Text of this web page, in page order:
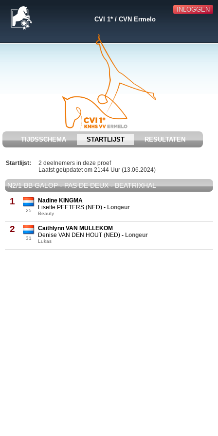
INLOGGEN
CVI 1* / CVN Ermelo
TIJDSSCHEMA STARTLIJST RESULTATEN
Startlijst:
2 deelnemers in deze proef
Laatst geüpdatet om 21:44 Uur (13.06.2024)
N2/1 BB GALOP - PAS DE DEUX - BEATRIXHAL
1
25
Nadine KINGMA
Lisette PEETERS (NED) - Longeur
Beauty
2
31
Caithlynn VAN MULLEKOM
Denise VAN DEN HOUT (NED) - Longeur
Lukas